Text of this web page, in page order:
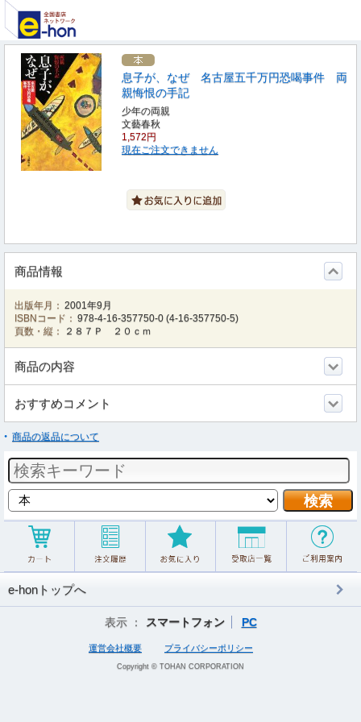
息子が、なぜ 名古屋五千万円恐喝事件 両
親悔恨の手記
少年の両親
文藝春秋
1,572円
現在ご注文できません
商品情報
出版年月： 2001年9月
ISBNコード： 978-4-16-357750-0 (4-16-357750-5)
頁数・縦：
２８７Ｐ ２０ｃｍ
商品の内容
おすすめコメント
商品の返品について
e-honトップへ
表示 ： スマートフォン PC
運営会社概要 プライバシーポリシー
Copyright © TOHAN CORPORATION